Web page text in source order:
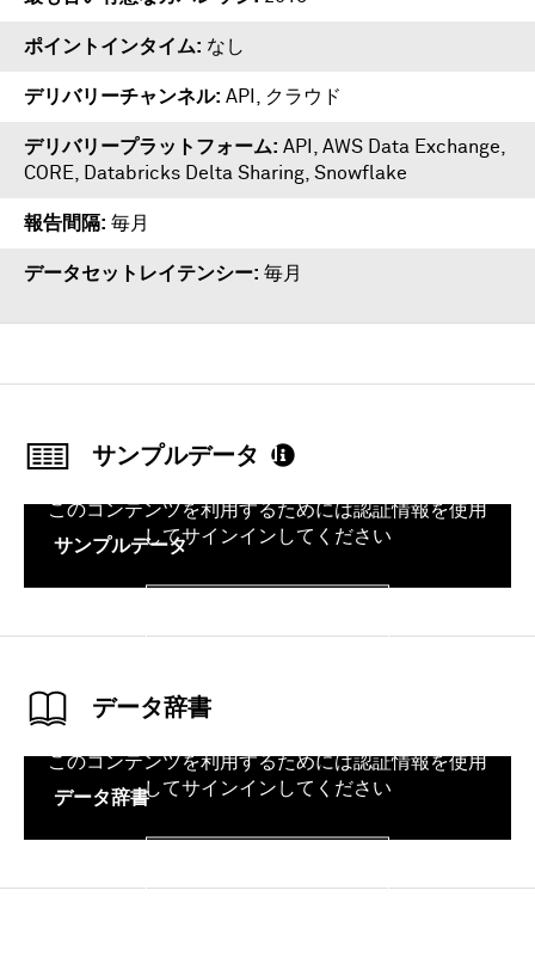
ポイントインタイム なし
デリバリーチャンネル API, クラウド
デリバリープラットフォーム API AWS Data Exchange
CORE
Databricks Delta Sharing Snowflake
報告間隔 毎月
データセットレイテンシー 毎月
サンプルデータ
サンプルデータ
このコンテンツを利用するためには認証情報を使用
してサインインしてください
データ辞書
データ辞書
このコンテンツを利用するためには認証情報を使用
してサインインしてください